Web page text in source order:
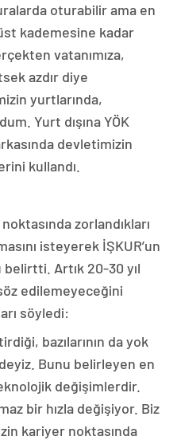
oturabilir ama en
kademesine kadar
vatanımıza,
azdır diye
yurtlarında,
Yurt dışına YÖK
devletimizin
kullandı.
zorlandıkları
isteyerek İŞKUR’un
Artık 20-30 yıl
edilemeyeceğini
söyledi:
bazılarının da yok
Bunu belirleyen en
değişimlerdir.
bir hızla değişiyor. Biz
kariyer noktasında